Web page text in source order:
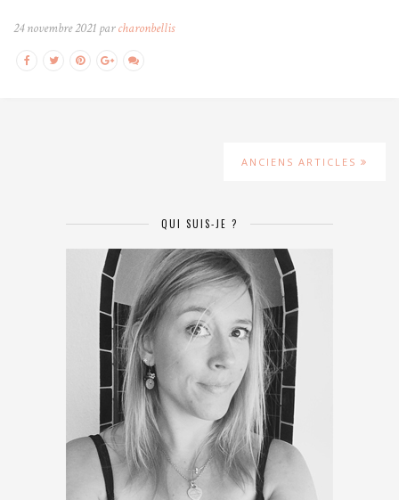
24 novembre 2021 parcharonbellis
ANCIENS ARTICLES
QUI SUIS-JE ?